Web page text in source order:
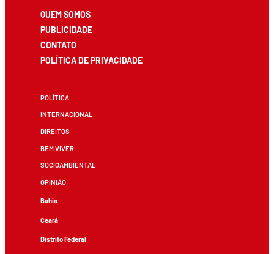
QUEM SOMOS
PUBLICIDADE
CONTATO
POLÍTICA DE PRIVACIDADE
POLÍTICA
INTERNACIONAL
DIREITOS
BEM VIVER
SOCIOAMBIENTAL
OPINIÃO
Bahia
Ceará
Distrito Federal